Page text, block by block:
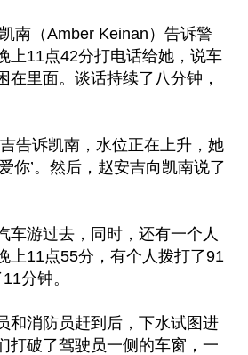
南（Amber Keinan）告诉警
上11点42分打电话给她，说车
在里面。谈话持续了八分钟，
告诉凯南，水位正在上升，她
你’。然后，赵安吉向凯南说了
车游过去，同时，还有一个人
上11点55分，有个人拨打了91
分钟。
和消防员赶到后，下水试图进
打破了驾驶员一侧的车窗，一